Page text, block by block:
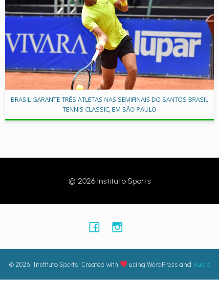
BRASIL GARANTE TRÊS ATLETAS NAS SEMIFINAIS DO SANTOS BRASIL
TENNIS CLASSIC, EM SÃO PAULO
© 2026 Instituto Sports
© 2026 Instituto Sports. Created with using WordPress and Kubio